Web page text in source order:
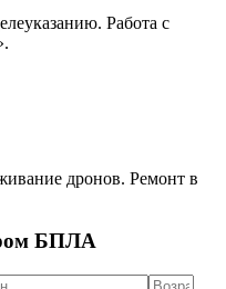
Работа с
дронов. Ремонт в
БПЛА